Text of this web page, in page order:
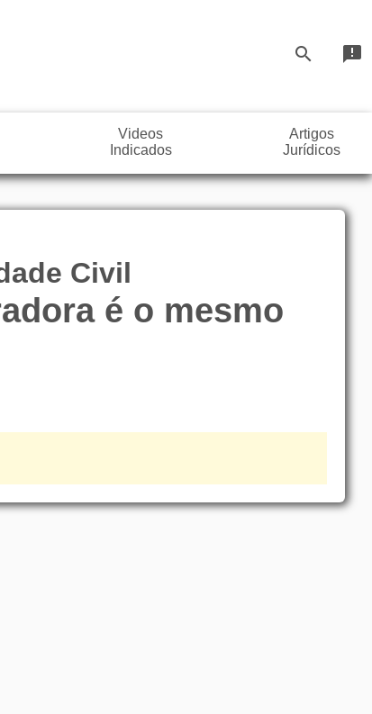
search announcement
Videos
Indicados
Artigos
Jurídicos
Civil
é o mesmo